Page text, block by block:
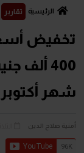
الرئيسية تقارير
400
شهر أكتوبر
أمنية صلاح الدين